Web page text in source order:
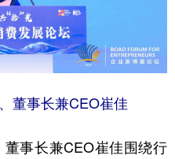
董事长兼CEO崔佳
事长兼CEO崔佳围绕行